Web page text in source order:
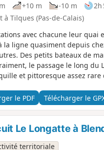
+10 m -10 m 2h
à Tilques (Pas-de-Calais)
avec chacune leur quai
la ligne quasiment depuis
Des petits bateaux de
le passage le long du
et pittoresque assez rare
le PDF Télécharger le
Le Longatte à
territoriale